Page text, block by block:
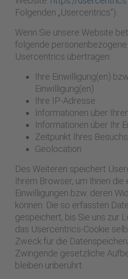
Folgenden „Usercentrics“).
Wenn Sie unsere Website
folgende personenbezogene
Usercentrics übertragen:
Ihre Einwilligung(en)
Einwilligung(en)
Ihre IP-Adresse
Informationen über
Informationen über Ihr
Zeitpunkt Ihres
Geolocation
Des Weiteren speichert
Ihrem Browser, um Ihnen die
Einwilligungen bzw. deren
können. Die so erfassten
gespeichert, bis Sie uns zur
das Usercentrics-Cookie
Zweck für die
Zwingende gesetzliche
bleiben unberührt.